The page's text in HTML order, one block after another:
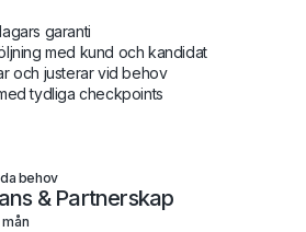
garanti
med kund och kandidat
och justerar vid behov
tydliga checkpoints
behov
& Partnerskap